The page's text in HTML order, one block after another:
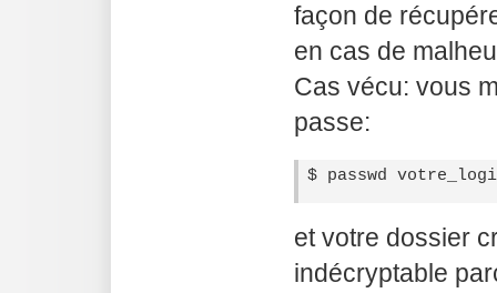
façon de
en cas de
Cas vécu: vous
passe:
et votre dossier
indécryptable